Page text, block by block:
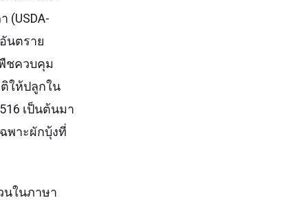
(USDA-
นตราย
ชควบคุม
ให้ปลูกใน
เป็นต้นมา
พาะผักบุ้งที่
นในภาษา